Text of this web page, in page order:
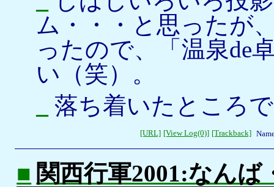
ム・・・と思ったが
ったので、「温泉de
い（笑）。
落ち着いたところ
[URL] [View Log(0)] [Trackback]
■ 関西行軍2001:なんば